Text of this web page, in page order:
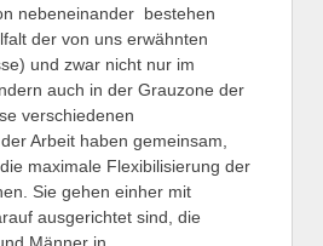
nebeneinander bestehen
der von uns erwähnten
und zwar nicht nur im
auch in der Grauzone der
verschiedenen
Arbeit haben gemeinsam,
maximale Flexibilisierung der
Sie gehen einher mit
ausgerichtet sind, die